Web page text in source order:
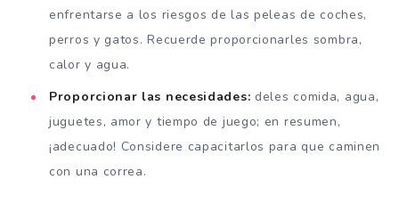
enfrentarse a los riesgos de las peleas de coches,
perros y gatos. Recuerde proporcionarles sombra,
calor y agua.
Proporcionar las necesidades: deles comida, agua,
juguetes, amor y tiempo de juego; en resumen,
¡adecuado! Considere capacitarlos para que caminen
con una correa.